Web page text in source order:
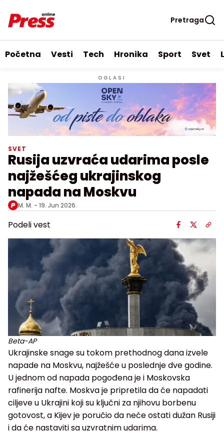
Pretraga
Početna Vesti Tech Hronika Sport Svet
OGLASI
SVET
Rusija uzvraća udarima posle
najžešćeg ukrajinskog
napada na Moskvu
M. M. - 19. Jun 2026.
Podeli vest
Beta-AP
Ukrajinske snage su tokom prethodnog dana izvele
napade na Moskvu, najžešće u poslednje dve godine.
U jednom od napada pogođena je i Moskovska
rafinerija nafte. Moskva je pripretila da će napadati
ciljeve u Ukrajini koji su ključni za njihovu borbenu
gotovost, a Kijev je poručio da neće ostati dužan Rusiji
i da će nastaviti sa uzvratnim udarima.